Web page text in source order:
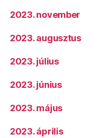
2023. november
2023. augusztus
2023. július
2023. június
2023. május
2023. április